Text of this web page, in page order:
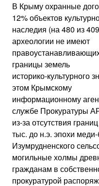
В Крыму охранные
12% объектов
наследия (на 480 из
археологии не имеют
границы земель
историко-культурного
этом Крымскому
информационному
службе Прокуратуры
из-за отсутствия
тыс. до н.э. эпохи
Изумрудненского
могильные холмы
гражданам в
прокуратурой